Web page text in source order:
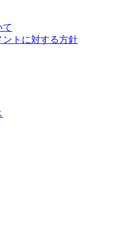
て
トに対する方針